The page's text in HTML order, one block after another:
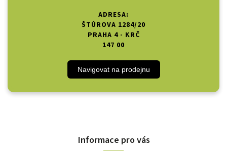
ADRESA:
ŠTÚROVA 1284/20
PRAHA 4 - KRČ
147 00
Navigovat na prodejnu
Informace pro vás